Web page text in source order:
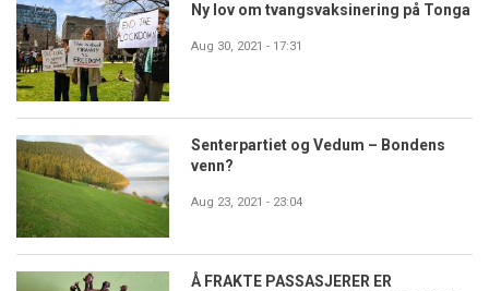
Ny lov om tvangsvaksinering på Tonga
Aug 30, 2021 - 17:31
Senterpartiet og Vedum – Bondens
venn?
Aug 23, 2021 - 23:04
Å FRAKTE PASSASJERER ER